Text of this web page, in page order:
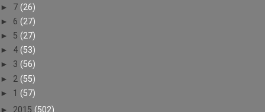
► 7 (26)
► 6 (27)
► 5 (27)
► 4 (53)
► 3 (56)
► 2 (55)
► 1 (57)
► 2015 (502)